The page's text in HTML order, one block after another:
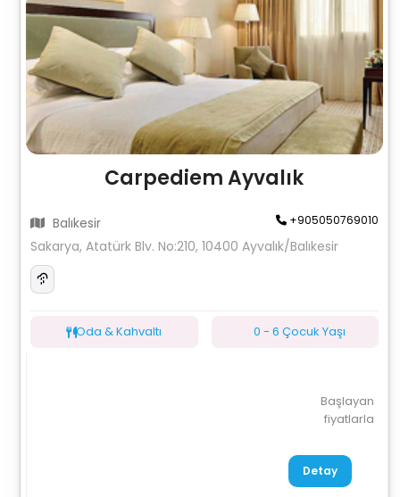
Carpediem Ayvalık
Balıkesir +905050769010
Sakarya, Atatürk Blv. No:210, 10400 Ayvalık/Balıkesir
Oda & Kahvaltı 0 - 6 Çocuk Yaşı
Başlayan
fiyatlarla
Detay